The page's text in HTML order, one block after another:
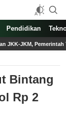
Pendidikan
Perlindungan Sosial
Bintang
Rp 2